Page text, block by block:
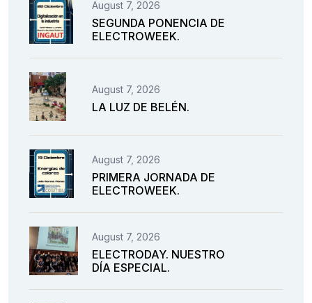
August 7, 2026
SEGUNDA PONENCIA DE
ELECTROWEEK.
August 7, 2026
LA LUZ DE BELÉN.
August 7, 2026
PRIMERA JORNADA DE
ELECTROWEEK.
August 7, 2026
ELECTRODAY. NUESTRO
DÍA ESPECIAL.